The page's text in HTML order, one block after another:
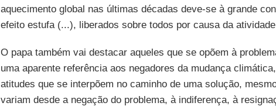
aquecimento global nas últimas décadas deve-se à grande
efeito estufa (...), liberados sobre todos por causa da atividade
O papa também vai destacar aqueles que se opõem à
uma aparente referência aos negadores da mudança
atitudes que se interpõem no caminho de uma solução,
variam desde a negação do problema, à indiferença, à